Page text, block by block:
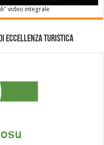
video integrale
Eccellenza Turistica